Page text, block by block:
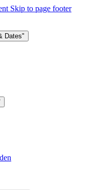
Skip to page footer
Dates"